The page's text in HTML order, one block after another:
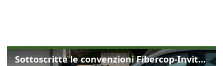
Sottoscritte le convenzioni Fibercop-Invitalia, fibra ottica per 477 mila civici